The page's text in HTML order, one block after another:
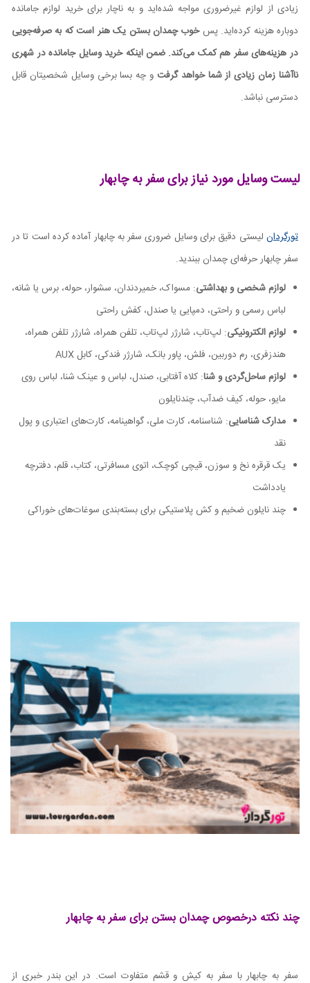
زیادی از لوازم غیرضروری مواجه شده‌اید و به ناچار برای خرید لوازم جامانده
دوباره هزینه کرده‌اید. پسخوب چمدان بستن یک هنر است که به صرفه‌جویی
در هزینه‌های سفر هم کمک می‌کند. ضمن اینکه خرید وسایل جامانده در شهری
ناآشنا زمان زیادی از شما خواهد گرفت و چه بسا برخی وسایل شخصیتان قابل
دسترسی نباشد.
لیست وسایل مورد نیاز برای سفر به چابهار
تورگردان لیستی دقیق برای وسایل ضروری سفر به چابهار آماده کرده است تا در
سفر چابهار حرفه‌ای چمدان ببندید.
لوازم شخصی و بهداشتی: مسواک، خمیردندان، سشوار، حوله، برس یا شانه،
لباس رسمی و راحتی، دمپایی یا صندل، کفش راحتی
لوازم الکترونیکی: لپ‌تاب، شارژر لپ‌تاب، تلفن همراه، شارژر تلفن همراه،
هندزفری، رم دوربین، فلش، پاور بانک، شارژر فندکی، کابل AUX
لوازم ساحل‌گردی و شنا: کلاه آفتابی، صندل، لباس و عینک شنا، لباس روی
مایو، حوله، کیف ضدآب، چندنایلون
مدارک شناسایی: شناسنامه، کارت ملی، گواهینامه، کارت‌های اعتباری و پول
نقد
یک قرقره نخ و سوزن، قیچی کوچک، اتوی مسافرتی، کتاب، قلم، دفترچه
یادداشت
چند نایلون ضخیم و کش پلاستیکی برای بسته‌بندی سوغات‌های خوراکی
چند نکته درخصوص چمدان بستن برای سفر به چابهار
سفر به چابهار با سفر به کیش و قشم متفاوت است. در این بندر خبری از